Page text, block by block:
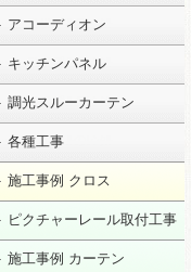
アコーディオン
キッチンパネル
調光スルーカーテン
各種工事
施工事例 クロス
ピクチャーレール取付工事
施工事例 カーテン